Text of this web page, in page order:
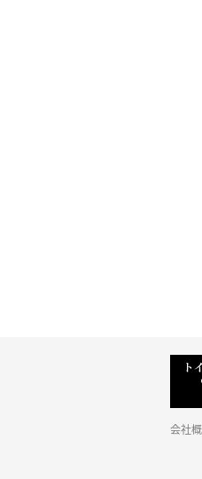
会社